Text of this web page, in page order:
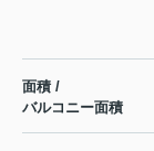
面積 /
バルコニー面積